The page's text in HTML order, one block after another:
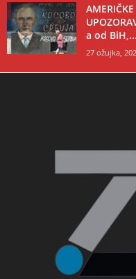
a od BiH,...
27 ožujka,